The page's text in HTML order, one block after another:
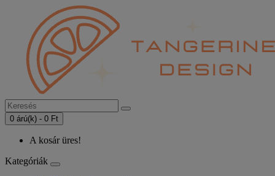
0 árú(k) - 0 Ft
A kosár üres!
Kategóriák